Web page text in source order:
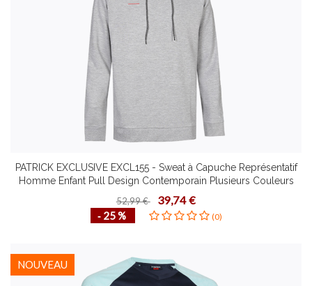
PATRICK EXCLUSIVE EXCL155 - Sweat à Capuche Représentatif
Homme Enfant Pull Design Contemporain Plusieurs Couleurs
Tailles Confortable
52,99 € 39,74 €
‐ 25 % (0)
NOUVEAU